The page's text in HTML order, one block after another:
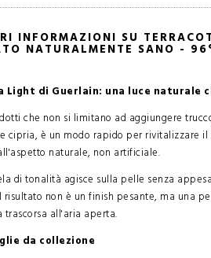
INFORMAZIONI SU
NATURALMENTE SANO -
Light di Guerlain: una luce naturale
che non si limitano ad aggiungere
cipria, è un modo rapido per rivitalizzare
naturale, non artificiale.
di tonalità agisce sulla pelle senza
risultato non è un finish pesante, ma una
trascorsa all'aria aperta.
da collezione